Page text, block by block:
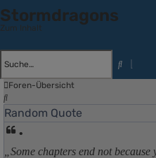
Stormdragons
Zum Inhalt
SucheSuche
Foren-Übersicht
Suche
Random Quote
•
Some chapters end not